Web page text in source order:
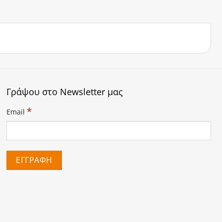
Γράψου στο Newsletter μας
Email *